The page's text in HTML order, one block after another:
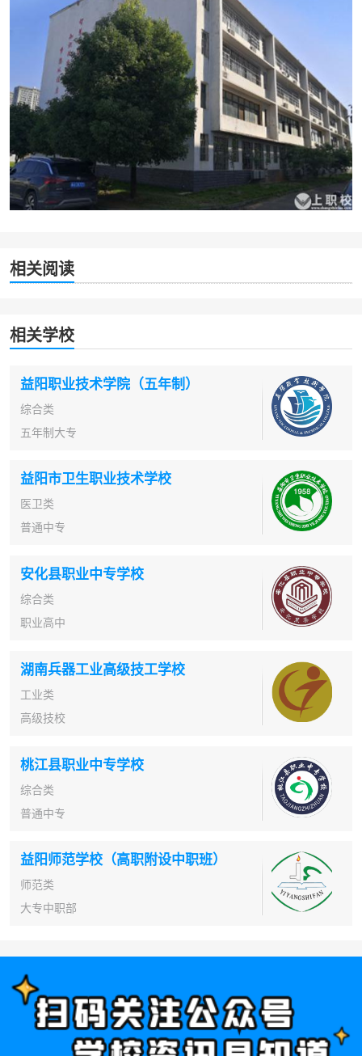
相关阅读
相关学校
益阳职业技术学院（五年制）
综合类
五年制大专
益阳市卫生职业技术学校
医卫类
普通中专
安化县职业中专学校
综合类
职业高中
湖南兵器工业高级技工学校
工业类
高级技校
桃江县职业中专学校
综合类
普通中专
益阳师范学校（高职附设中职班）
师范类
大专中职部